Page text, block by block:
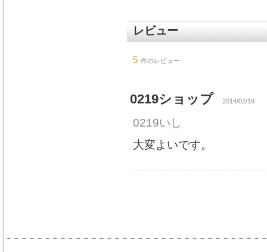
レビュー
5 件のレビュー
0219ショップ 2014/02/19
0219いし
大変よいです。
－－－－－－－－－－－－－－－－－－－－－－－－－－－－－－－－－